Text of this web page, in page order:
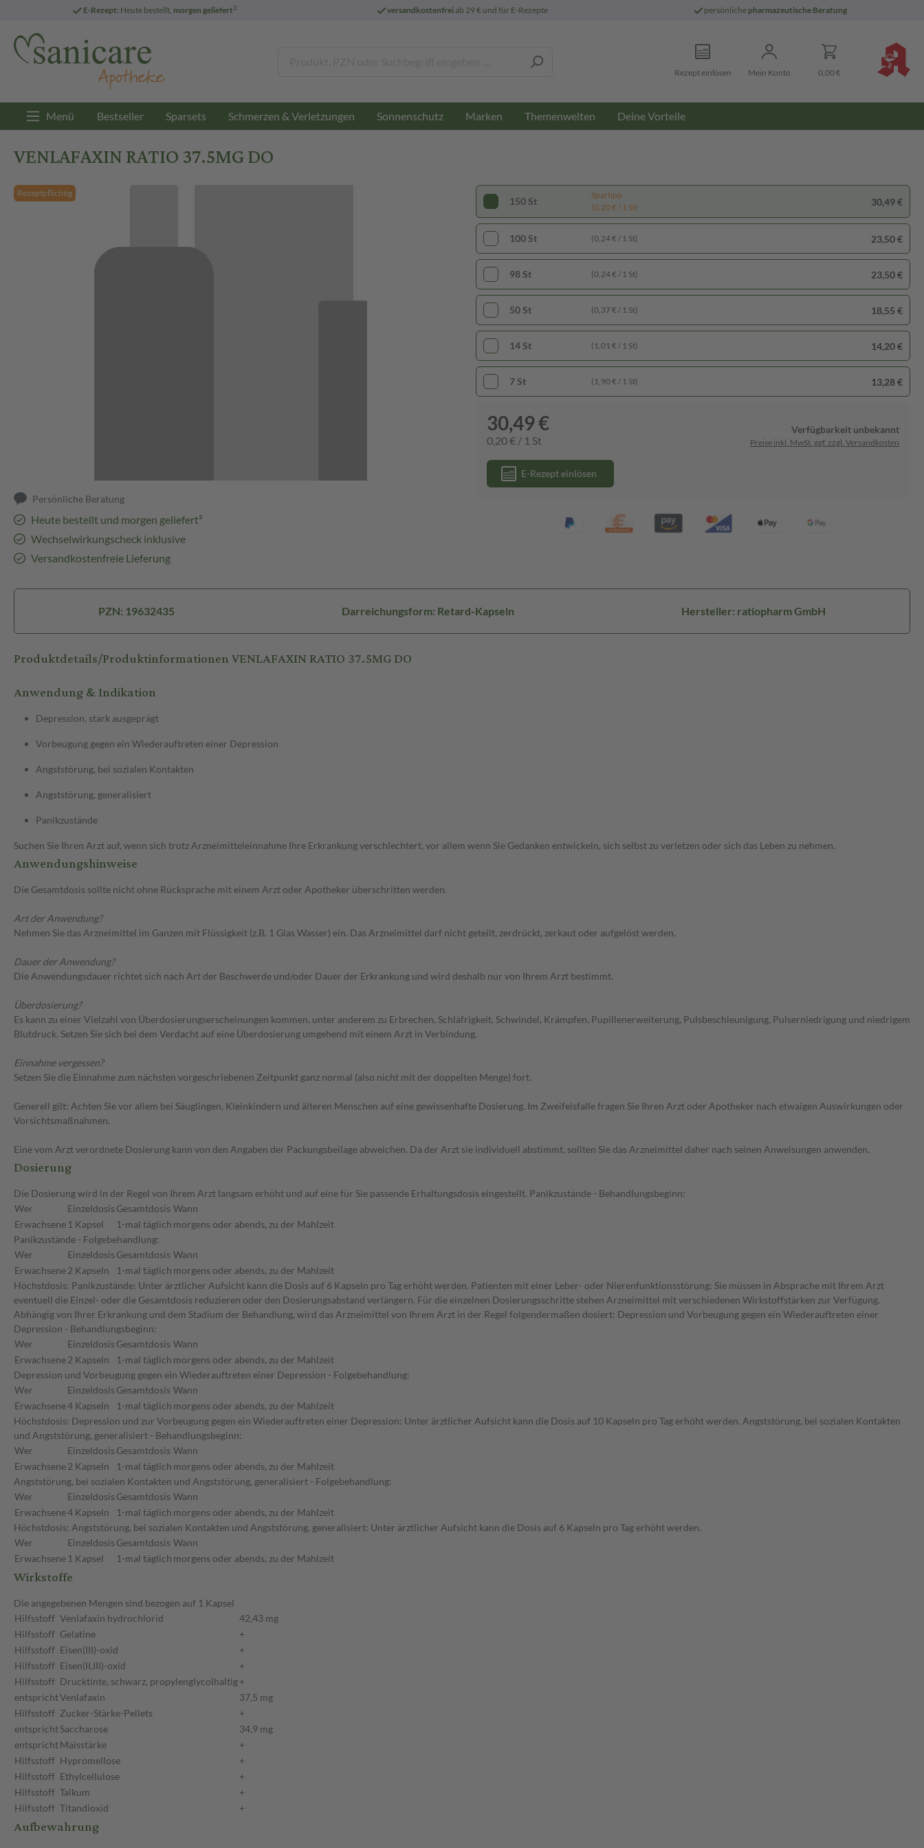
E-Rezept: Heute bestellt, morgen geliefert3 versandkostenfreiab 29 € und für E-Rezepte persönliche pharmazeutische Beratung
Rezept einlösen Mein Konto 0,00 €
Menü Bestseller Sparsets Schmerzen & Verletzungen Sonnenschutz Marken Themenwelten Deine Vorteile
VENLAFAXIN RATIO 37.5MG DO
Rezeptpflichtig
Persönliche Beratung
Heute bestellt und morgen geliefert³
Wechselwirkungscheck inklusive
Versandkostenfreie Lieferung
150 St
Spartipp
(0,20 € / 1 St)
30,49 €
100 St (0,24 € / 1 St) 23,50 €
98 St (0,24 € / 1 St) 23,50 €
50 St (0,37 € / 1 St) 18,55 €
14 St (1,01 € / 1 St) 14,20 €
7 St (1,90 € / 1 St) 13,28 €
30,49 €
0,20 € / 1 St
Verfügbarkeit unbekannt
Preise inkl. MwSt. ggf. zzgl. Versandkosten
E-Rezept einlösen
PZN: 19632435 Darreichungsform: Retard-Kapseln Hersteller: ratiopharm GmbH
Produktdetails/Produktinformationen VENLAFAXIN RATIO 37.5MG DO
Anwendung & Indikation
Depression, stark ausgeprägt
Vorbeugung gegen ein Wiederauftreten einer Depression
Angststörung, bei sozialen Kontakten
Angststörung, generalisiert
Panikzustände
Suchen Sie Ihren Arzt auf, wenn sich trotz Arzneimitteleinnahme Ihre Erkrankung verschlechtert, vor allem wenn Sie Gedanken entwickeln, sich selbst zu verletzen oder sich das Leben zu nehmen.
Anwendungshinweise
Die Gesamtdosis sollte nicht ohne Rücksprache mit einem Arzt oder Apotheker überschritten werden.
Art der Anwendung?
Nehmen Sie das Arzneimittel im Ganzen mit Flüssigkeit (z.B. 1 Glas Wasser) ein. Das Arzneimittel darf nicht geteilt, zerdrückt, zerkaut oder aufgelöst werden.
Dauer der Anwendung?
Die Anwendungsdauer richtet sich nach Art der Beschwerde und/oder Dauer der Erkrankung und wird deshalb nur von Ihrem Arzt bestimmt.
Überdosierung?
Es kann zu einer Vielzahl von Überdosierungserscheinungen kommen, unter anderem zu Erbrechen, Schläfrigkeit, Schwindel, Krämpfen, Pupillenerweiterung, Pulsbeschleunigung, Pulserniedrigung und niedrigem
Blutdruck. Setzen Sie sich bei dem Verdacht auf eine Überdosierung umgehend mit einem Arzt in Verbindung.
Einnahme vergessen?
Setzen Sie die Einnahme zum nächsten vorgeschriebenen Zeitpunkt ganz normal (also nicht mit der doppelten Menge) fort.
Generell gilt: Achten Sie vor allem bei Säuglingen, Kleinkindern und älteren Menschen auf eine gewissenhafte Dosierung. Im Zweifelsfalle fragen Sie Ihren Arzt oder Apotheker nach etwaigen Auswirkungen oder
Vorsichtsmaßnahmen.
Eine vom Arzt verordnete Dosierung kann von den Angaben der Packungsbeilage abweichen. Da der Arzt sie individuell abstimmt, sollten Sie das Arzneimittel daher nach seinen Anweisungen anwenden.
Dosierung
Die Dosierung wird in der Regel von Ihrem Arzt langsam erhöht und auf eine für Sie passende Erhaltungsdosis eingestellt. Panikzustände - Behandlungsbeginn:
Wer
Einzeldosis Gesamtdosis Wann
Erwachsene 1 Kapsel 1-mal täglich morgens oder abends, zu der Mahlzeit
Panikzustände - Folgebehandlung:
Wer
Einzeldosis Gesamtdosis Wann
Erwachsene2 Kapseln 1-mal täglich morgens oder abends, zu der Mahlzeit
Höchstdosis: Panikzustände: Unter ärztlicher Aufsicht kann die Dosis auf 6 Kapseln pro Tag erhöht werden. Patienten mit einer Leber- oder Nierenfunktionsstörung: Sie müssen in Absprache mit Ihrem Arzt
eventuell die Einzel- oder die Gesamtdosis reduzieren oder den Dosierungsabstand verlängern. Für die einzelnen Dosierungsschritte stehen Arzneimittel mit verschiedenen Wirkstoffstärken zur Verfügung.
Abhängig von Ihrer Erkrankung und dem Stadium der Behandlung, wird das Arzneimittel von Ihrem Arzt in der Regel folgendermaßen dosiert: Depression und Vorbeugung gegen ein Wiederauftreten einer
Depression - Behandlungsbeginn:
Wer
Einzeldosis Gesamtdosis Wann
Erwachsene2 Kapseln 1-mal täglich morgens oder abends, zu der Mahlzeit
Depression und Vorbeugung gegen ein Wiederauftreten einer Depression - Folgebehandlung:
Wer
Einzeldosis Gesamtdosis Wann
Erwachsene4 Kapseln 1-mal täglich morgens oder abends, zu der Mahlzeit
Höchstdosis: Depression und zur Vorbeugung gegen ein Wiederauftreten einer Depression: Unter ärztlicher Aufsicht kann die Dosis auf 10 Kapseln pro Tag erhöht werden. Angststörung, bei sozialen Kontakten
und Angststörung, generalisiert - Behandlungsbeginn:
Wer
Einzeldosis Gesamtdosis Wann
Erwachsene2 Kapseln 1-mal täglich morgens oder abends, zu der Mahlzeit
Angststörung, bei sozialen Kontakten und Angststörung, generalisiert - Folgebehandlung:
Wer
Einzeldosis Gesamtdosis Wann
Erwachsene4 Kapseln 1-mal täglich morgens oder abends, zu der Mahlzeit
Höchstdosis: Angststörung, bei sozialen Kontakten und Angststörung, generalisiert: Unter ärztlicher Aufsicht kann die Dosis auf 6 Kapseln pro Tag erhöht werden.
Wer
Einzeldosis Gesamtdosis Wann
Erwachsene 1 Kapsel 1-mal täglich morgens oder abends, zu der Mahlzeit
Wirkstoffe
Die angegebenen Mengen sind bezogen auf 1 Kapsel
Hilfsstoff Venlafaxin hydrochlorid
42,43 mg
Hilfsstoff Gelatine
+
Hilfsstoff Eisen(III)-oxid
+
Hilfsstoff Eisen(II,III)-oxid
+
Hilfsstoff Drucktinte, schwarz, propylenglycolhaltig+
entsprichtVenlafaxin
37,5 mg
Hilfsstoff Zucker-Stärke-Pellets
+
entsprichtSaccharose
34,9 mg
entsprichtMaisstärke
+
Hilfsstoff Hypromellose
+
Hilfsstoff Ethylcellulose
+
Hilfsstoff Talkum
+
Hilfsstoff Titandioxid +
Aufbewahrung